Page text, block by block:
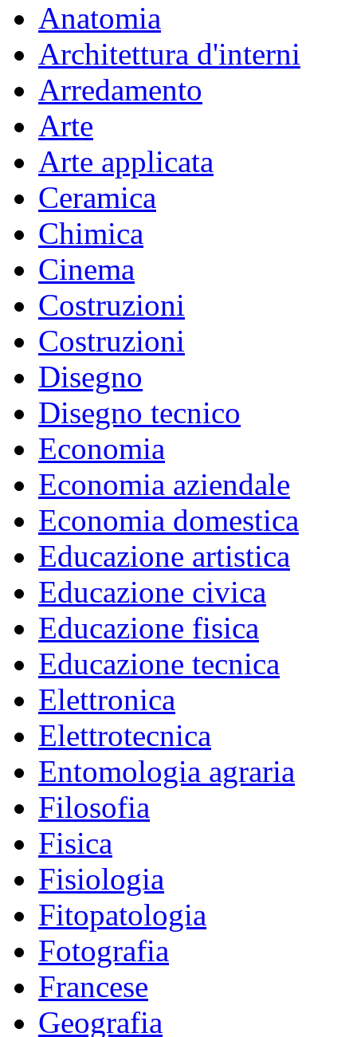
Anatomia
Architettura d'interni
Arredamento
Arte
Arte applicata
Ceramica
Chimica
Cinema
Costruzioni
Costruzioni
Disegno
Disegno tecnico
Economia
Economia aziendale
Economia domestica
Educazione artistica
Educazione civica
Educazione fisica
Educazione tecnica
Elettronica
Elettrotecnica
Entomologia agraria
Filosofia
Fisica
Fisiologia
Fitopatologia
Fotografia
Francese
Geografia